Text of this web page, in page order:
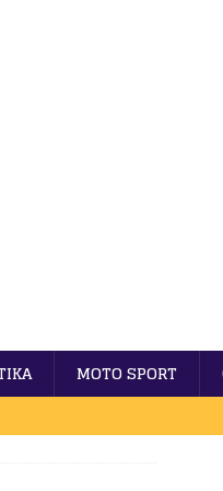
MOTO SPORT